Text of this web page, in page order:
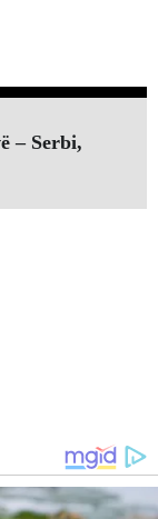
– Serbi,